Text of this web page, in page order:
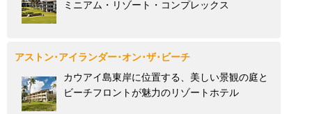
ミニアム・リゾート・コンプレックス
アストン･アイランダー･オン･ザ･ビーチ
カウアイ島東岸に位置する、美しい景観の庭と
ビーチフロントが魅力のリゾートホテル